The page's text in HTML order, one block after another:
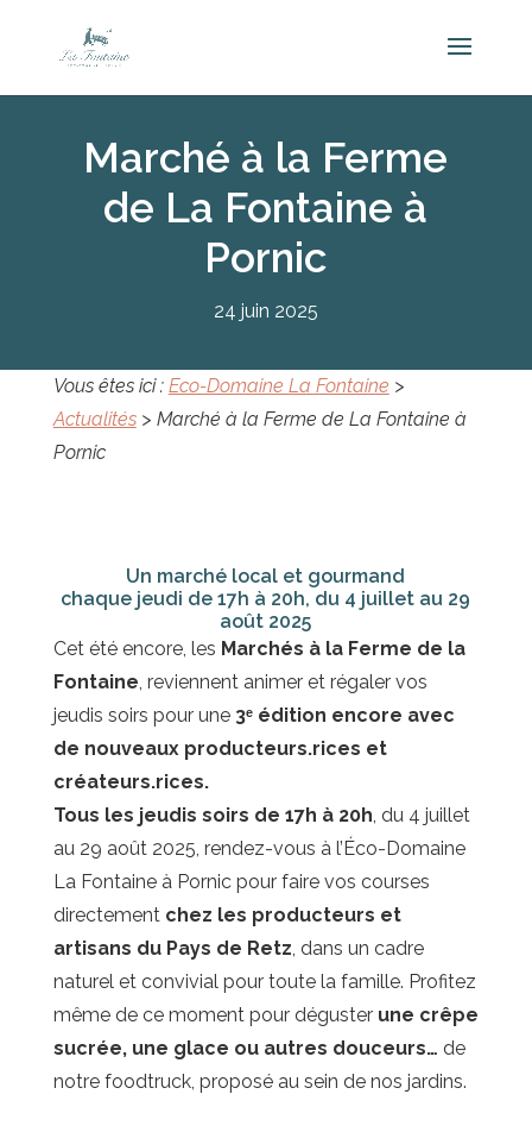
Marché à la Ferme
de La Fontaine à
Pornic
24 juin 2025
Vous êtes ici : Eco-Domaine La Fontaine >
Actualités> Marché à la Ferme de La Fontaine à
Pornic
Un marché local et gourmand
chaque jeudi de 17h à 20h, du 4 juillet au 29
août 2025
Cet été encore, les Marchés à la Ferme de la
Fontaine, reviennent animer et régaler vos
jeudis soirs pour une 3ᵉ édition encore avec
de nouveaux producteurs.rices et
créateurs.rices.
Tous les jeudis soirs de 17h à 20h, du 4 juillet
au 29 août 2025, rendez-vous à l’Éco-Domaine
La Fontaine à Pornic pour faire vos courses
directement chez les producteurs et
artisans du Pays de Retz, dans un cadre
naturel et convivial pour toute la famille. Profitez
même de ce moment pour déguster une crêpe
sucrée, une glace ou autres douceurs… de
notre foodtruck, proposé au sein de nos jardins.